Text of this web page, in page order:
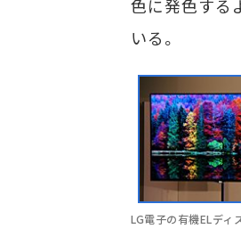
色に発色する
いる。
LG電子の有機ELディ